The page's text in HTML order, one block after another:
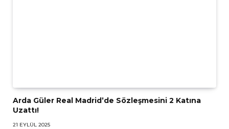
Arda Güler Real Madrid’de Sözleşmesini 2 Katına
Uzattı!
21 EYLÜL 2025